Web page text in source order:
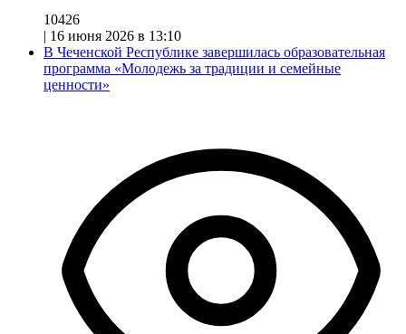
10426
| 16 июня 2026 в 13:10
В Чеченской Республике завершилась образовательная
программа «Молодежь за традиции и семейные
ценности»